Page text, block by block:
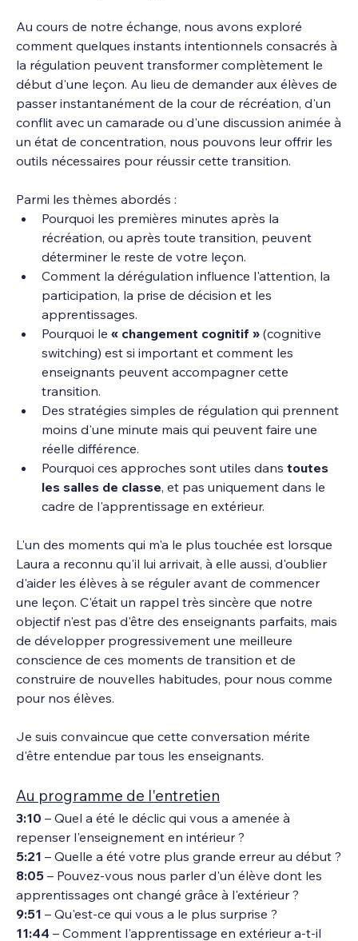
Au cours de notre échange, nous avons exploré
comment quelques instants intentionnels consacrés à
la régulation peuvent transformer complètement le
début d'une leçon. Au lieu de demander aux élèves de
passer instantanément de la cour de récréation, d'un
conflit avec un camarade ou d'une discussion animée à
un état de concentration, nous pouvons leur offrir les
outils nécessaires pour réussir cette transition.
Parmi les thèmes abordés :
Pourquoi les premières minutes après la
récréation, ou après toute transition, peuvent
déterminer le reste de votre leçon.
Comment la dérégulation influence l'attention, la
participation, la prise de décision et les
apprentissages.
Pourquoi le « changement cognitif » (cognitive
switching) est si important et comment les
enseignants peuvent accompagner cette
transition.
Des stratégies simples de régulation qui prennent
moins d'une minute mais qui peuvent faire une
réelle différence.
Pourquoi ces approches sont utiles dans toutes
les salles de classe, et pas uniquement dans le
cadre de l'apprentissage en extérieur.
L'un des moments qui m'a le plus touchée est lorsque
Laura a reconnu qu'il lui arrivait, à elle aussi, d'oublier
d'aider les élèves à se réguler avant de commencer
une leçon. C'était un rappel très sincère que notre
objectif n'est pas d'être des enseignants parfaits, mais
de développer progressivement une meilleure
conscience de ces moments de transition et de
construire de nouvelles habitudes, pour nous comme
pour nos élèves.
Je suis convaincue que cette conversation mérite
d'être entendue par tous les enseignants.
Au programme de l'entretien
3:10 – Quel a été le déclic qui vous a amenée à
repenser l'enseignement en intérieur ?
5:21 – Quelle a été votre plus grande erreur au début ?
8:05 – Pouvez-vous nous parler d'un élève dont les
apprentissages ont changé grâce à l'extérieur ?
9:51 – Qu'est-ce qui vous a le plus surprise ?
11:44 – Comment l'apprentissage en extérieur a-t-il